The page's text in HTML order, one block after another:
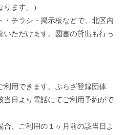
ます。）
・チラシ・掲示板などで、北区内
いただけます。図書の貸出も行っ
利用できます。ぷらざ登録団体
当日より電話にてご利用予約がで
合、ご利用の１ヶ月前の該当日よ